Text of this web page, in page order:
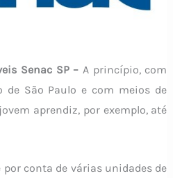
Senac SP – A princípio, com
de São Paulo e com meios de
aprendiz, por exemplo, até
conta de várias unidades de